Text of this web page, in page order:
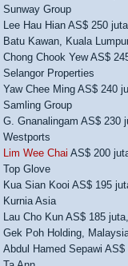
Sunway Group
Lee Hau Hian AS$ 250
Batu Kawan, Kuala
Chong Chook Yew AS$
Selangor Properties
Yaw Chee Ming AS$ 240
Samling Group
G. Gnanalingam AS$ 230
Westports
Lim Wee Chai AS$ 200
Top Glove
Kua Sian Kooi AS$ 195
Kurnia Asia
Lau Cho Kun AS$ 185
Gek Poh Holding,
Abdul Hamed Sepawi